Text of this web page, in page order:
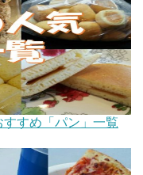
すめ「パン」一覧